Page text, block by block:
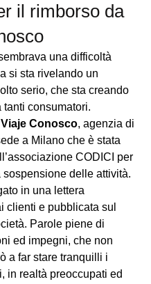
il rimborso da
una difficoltà
si sta rivelando un
serio, che sta creando
tanti consumatori.
Viaje Conosco, agenzia di
a Milano che è stata
CODICI per
sospensione delle attività.
in una lettera
clienti e pubblicata sul
Parole piene di
ed impegni, che non
a far stare tranquilli i
in realtà preoccupati ed